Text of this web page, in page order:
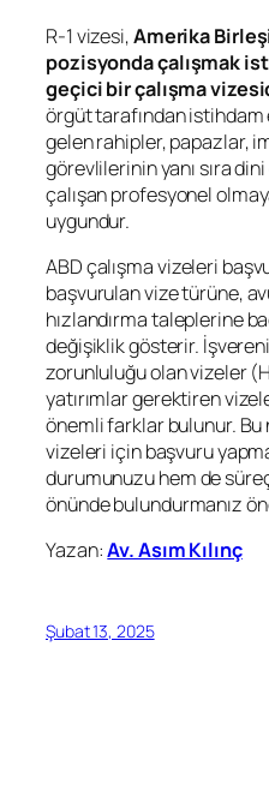
R-1 vizesi,Amerika
pozisyonda çalışmak
geçici bir çalışma
örgüt tarafından istihdam
gelen rahipler, papazlar,
görevlilerinin yanı sıra
çalışan profesyonel
uygundur.
ABD çalışma vizeleri
başvurulan vize türüne,
hızlandırma taleplerine
değişiklik gösterir.
zorunluluğu olan vizeler
yatırımlar gerektiren
önemli farklar bulunur. Bu
vizeleri için başvuru
durumunuzu hem de
önünde bulundurmanız
Yazan:Av. Asım Kılınç
Şubat 13, 2025